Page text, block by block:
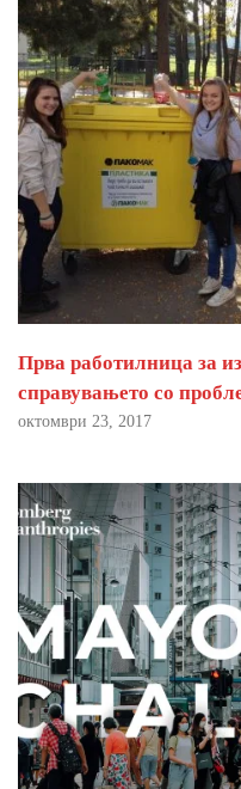
Прва работилница за
справувањето со
октомври 23, 2017